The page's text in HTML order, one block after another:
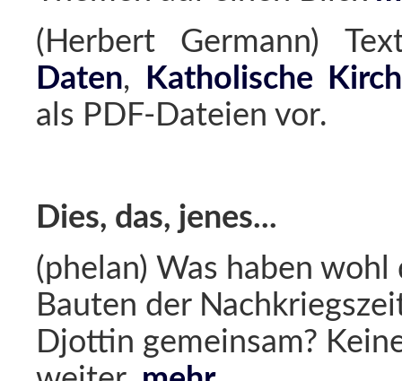
(Herbert Germann)
Daten,
Katholische
als PDF-Dateien vor.
Dies, das, jenes...
(phelan) Was haben
Bauten der
Djottin gemeinsam?